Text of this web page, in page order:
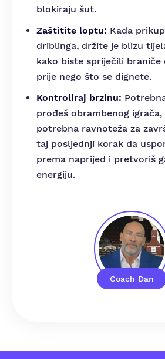
Coach Dan
blokiraju šut.
Zaštitite loptu: Kada
driblinga, držite je blizu
kako biste spriječili braniče
prije nego što se dignete.
Kontroliraj brzinu:
prođeš obrambenog
potrebna ravnoteža za
taj posljednji korak da
prema naprijed i pretvoriš
energiju.